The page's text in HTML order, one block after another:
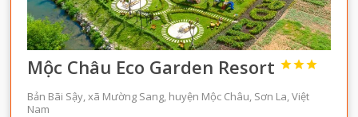
Mộc Châu Eco Garden Resort 


Bản Bãi Sậy, xã Mường Sang, huyện Mộc Châu, Sơn La, Việt
Nam